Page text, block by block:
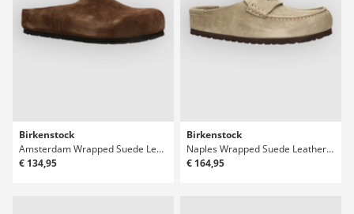
Birkenstock
Amsterdam Wrapped Suede Leather Sandály
€ 134,95
Birkenstock
Naples Wrapped Suede Leather Sandály
€ 164,95